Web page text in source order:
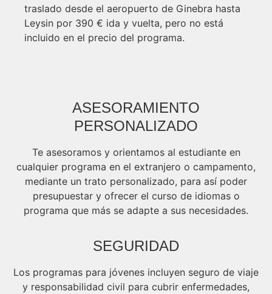
traslado desde el aeropuerto de Ginebra hasta
Leysin por 390 € ida y vuelta, pero no está
incluido en el precio del programa.
ASESORAMIENTO
PERSONALIZADO
Te asesoramos y orientamos al estudiante en
cualquier programa en el extranjero o campamento,
mediante un trato personalizado, para así poder
presupuestar y ofrecer el curso de idiomas o
programa que más se adapte a sus necesidades.
SEGURIDAD
Los programas para jóvenes incluyen seguro de viaje
y responsabilidad civil para cubrir enfermedades,